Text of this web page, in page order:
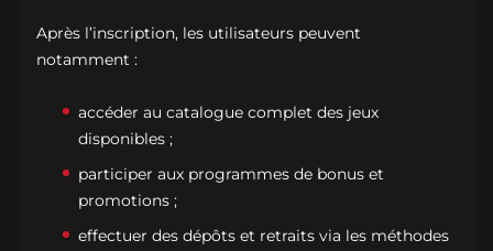
Après l’inscription, les utilisateurs peuvent
notamment :
accéder au catalogue complet des jeux
disponibles ;
participer aux programmes de bonus et
promotions ;
effectuer des dépôts et retraits via les méthodes